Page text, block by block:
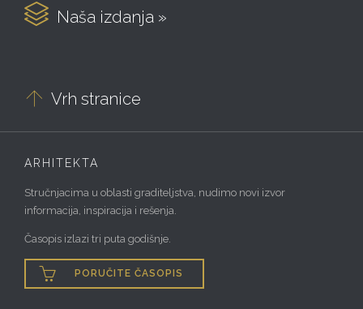
 Naša izdanja »
 Vrh stranice
ARHITEKTA
Stručnjacima u oblasti graditeljstva, nudimo novi izvor
informacija, inspiracija i rešenja.
Časopis izlazi tri puta godišnje.
 PORUČITE ČASOPIS